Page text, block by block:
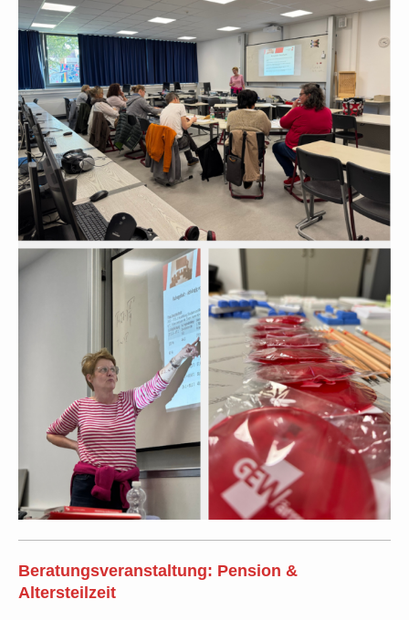
Beratungsveranstaltung: Pension &
Altersteilzeit